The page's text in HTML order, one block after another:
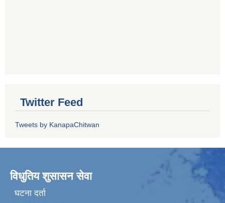
Twitter Feed
Tweets by KanapaChitwan
विधुतिय शुसासन सेवा
घटना दर्ता